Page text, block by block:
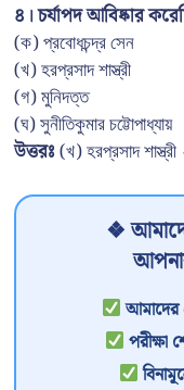
৪। চর্যাপদ আবিষ্কার
(ক) প্রবোধচন্দ্র সেন
(খ) হরপ্রসাদ শাস্ত্রী
(গ) মুনিদত্ত
(ঘ) সুনীতিকুমার চট্টোপাধ্যায়
উত্তরঃ(খ) হরপ্রসাদ
❖
আমাদের
পরীক্ষা